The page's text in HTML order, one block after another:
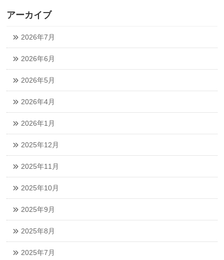
アーカイブ
2026年7月
2026年6月
2026年5月
2026年4月
2026年1月
2025年12月
2025年11月
2025年10月
2025年9月
2025年8月
2025年7月